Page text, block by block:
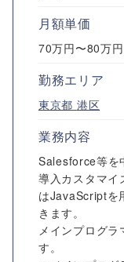
月額単価
70万円〜80万円
勤務エリア
東京都 港区
業務内容
Salesforce等を
導入カスタマイ
はJavaScriptを
きます。
メインプログラ
す。